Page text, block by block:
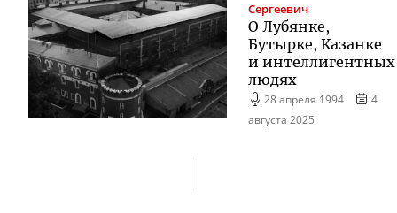
Сергеевич
О Лубянке,
Бутырке, Казанке
и интеллигентных
людях
28 апреля 1994
4
августа 2025